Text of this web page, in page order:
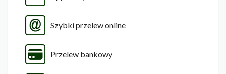
Szybki przelew online
Przelew bankowy